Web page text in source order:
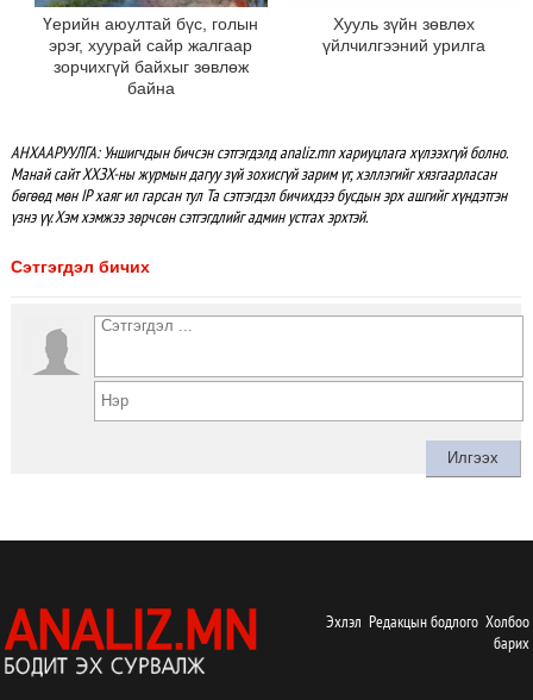
Үерийн аюултай бүс, голын
эрэг, хуурай сайр жалгаар
зорчихгүй байхыг зөвлөж
байна
Хууль зүйн зөвлөх
үйлчилгээний урилга
АНХААРУУЛГА: Уншигчдын бичсэн сэтгэгдэлд analiz.mn хариуцлага хүлээхгүй болно.
Манай сайт ХХЗХ-ны журмын дагуу зүй зохисгүй зарим үг, хэллэгийг хязгаарласан
бөгөөд мөн IP хаяг ил гарсан тул Та сэтгэгдэл бичихдээ бусдын эрх ашгийг хүндэтгэн
үзнэ үү. Хэм хэмжээ зөрчсөн сэтгэгдлийг админ устгах эрхтэй.
Сэтгэгдэл бичих
Эхлэл Редакцын бодлого Холбоо
барих